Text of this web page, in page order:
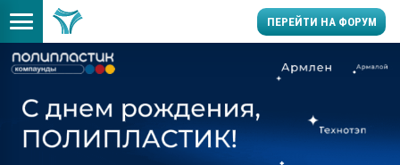
ПЕРЕЙТИ НА ФОРУМ
Вакуум-формовочные